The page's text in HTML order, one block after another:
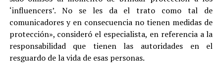
‘influencers’. No se les da el trato como tal de
comunicadores y en consecuencia no tienen medidas de
protección», consideró el especialista, en referencia a la
responsabilidad que tienen las autoridades en el
resguardo de la vida de esas personas.